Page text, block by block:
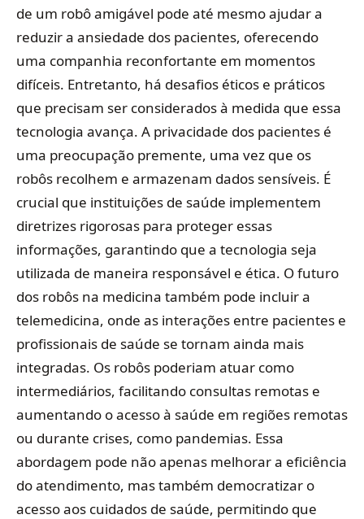
de um robô amigável pode até mesmo ajudar a
reduzir a ansiedade dos pacientes, oferecendo
uma companhia reconfortante em momentos
difíceis. Entretanto, há desafios éticos e práticos
que precisam ser considerados à medida que essa
tecnologia avança. A privacidade dos pacientes é
uma preocupação premente, uma vez que os
robôs recolhem e armazenam dados sensíveis. É
crucial que instituições de saúde implementem
diretrizes rigorosas para proteger essas
informações, garantindo que a tecnologia seja
utilizada de maneira responsável e ética. O futuro
dos robôs na medicina também pode incluir a
telemedicina, onde as interações entre pacientes e
profissionais de saúde se tornam ainda mais
integradas. Os robôs poderiam atuar como
intermediários, facilitando consultas remotas e
aumentando o acesso à saúde em regiões remotas
ou durante crises, como pandemias. Essa
abordagem pode não apenas melhorar a eficiência
do atendimento, mas também democratizar o
acesso aos cuidados de saúde, permitindo que